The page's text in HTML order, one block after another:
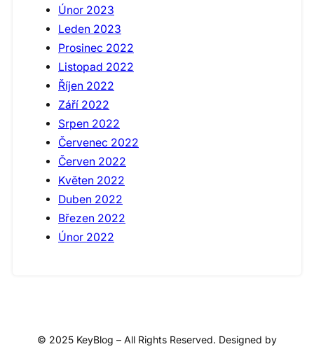
Únor 2023
Leden 2023
Prosinec 2022
Listopad 2022
Říjen 2022
Září 2022
Srpen 2022
Červenec 2022
Červen 2022
Květen 2022
Duben 2022
Březen 2022
Únor 2022
© 2025 KeyBlog – All Rights Reserved. Designed by